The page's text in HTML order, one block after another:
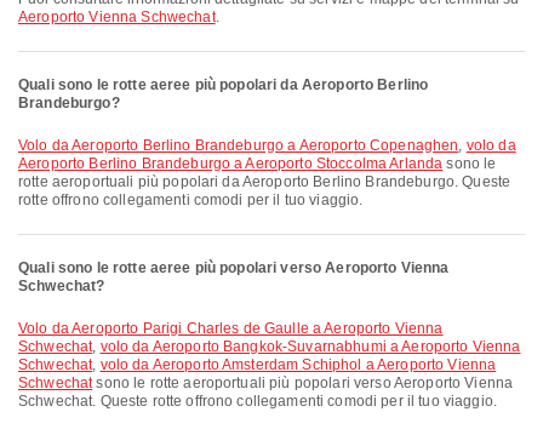
Aeroporto Vienna Schwechat.
Quali sono le rotte aeree più popolari da Aeroporto Berlino
Brandeburgo?
volo da Aeroporto Berlino Brandeburgo a Aeroporto Copenaghen, volo da
Aeroporto Berlino Brandeburgo a Aeroporto Stoccolma Arlanda sono le
rotte aeroportuali più popolari da Aeroporto Berlino Brandeburgo. Queste
rotte offrono collegamenti comodi per il tuo viaggio.
Quali sono le rotte aeree più popolari verso Aeroporto Vienna
Schwechat?
volo da Aeroporto Parigi Charles de Gaulle a Aeroporto Vienna
Schwechat, volo da Aeroporto Bangkok-Suvarnabhumi a Aeroporto Vienna
Schwechat, volo da Aeroporto Amsterdam Schiphol a Aeroporto Vienna
Schwechatsono le rotte aeroportuali più popolari verso Aeroporto Vienna
Schwechat. Queste rotte offrono collegamenti comodi per il tuo viaggio.